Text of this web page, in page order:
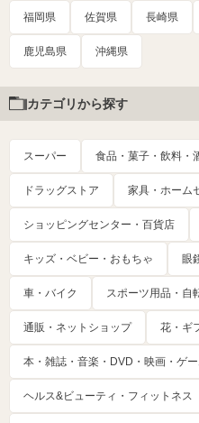
福岡県 佐賀県 長崎県
鹿児島県 沖縄県
カテゴリから探す
スーパー 食品・菓子・飲料・
ドラッグストア 家具・ホーム
ショッピングセンター・百貨店
キッズ・ベビー・おもちゃ 眼
車・バイク スポーツ用品・自
通販・ネットショップ 花・ギ
本・雑誌・音楽・DVD・映画・ゲ
ヘルス&ビューティ・フィットネス